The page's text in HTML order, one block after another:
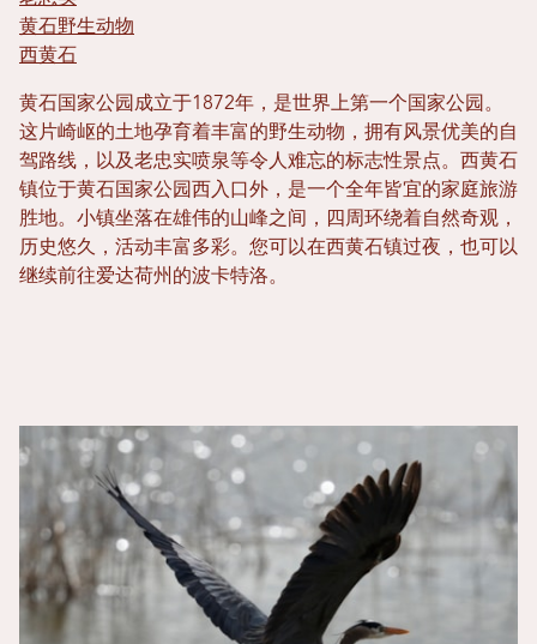
黄石野生动物
西黄石
黄石国家公园成立于1872年，是世界上第一个国家公园。
这片崎岖的土地孕育着丰富的野生动物，拥有风景优美的自
驾路线，以及老忠实喷泉等令人难忘的标志性景点。西黄石
镇位于黄石国家公园西入口外，是一个全年皆宜的家庭旅游
胜地。小镇坐落在雄伟的山峰之间，四周环绕着自然奇观，
历史悠久，活动丰富多彩。您可以在西黄石镇过夜，也可以
继续前往爱达荷州的波卡特洛。